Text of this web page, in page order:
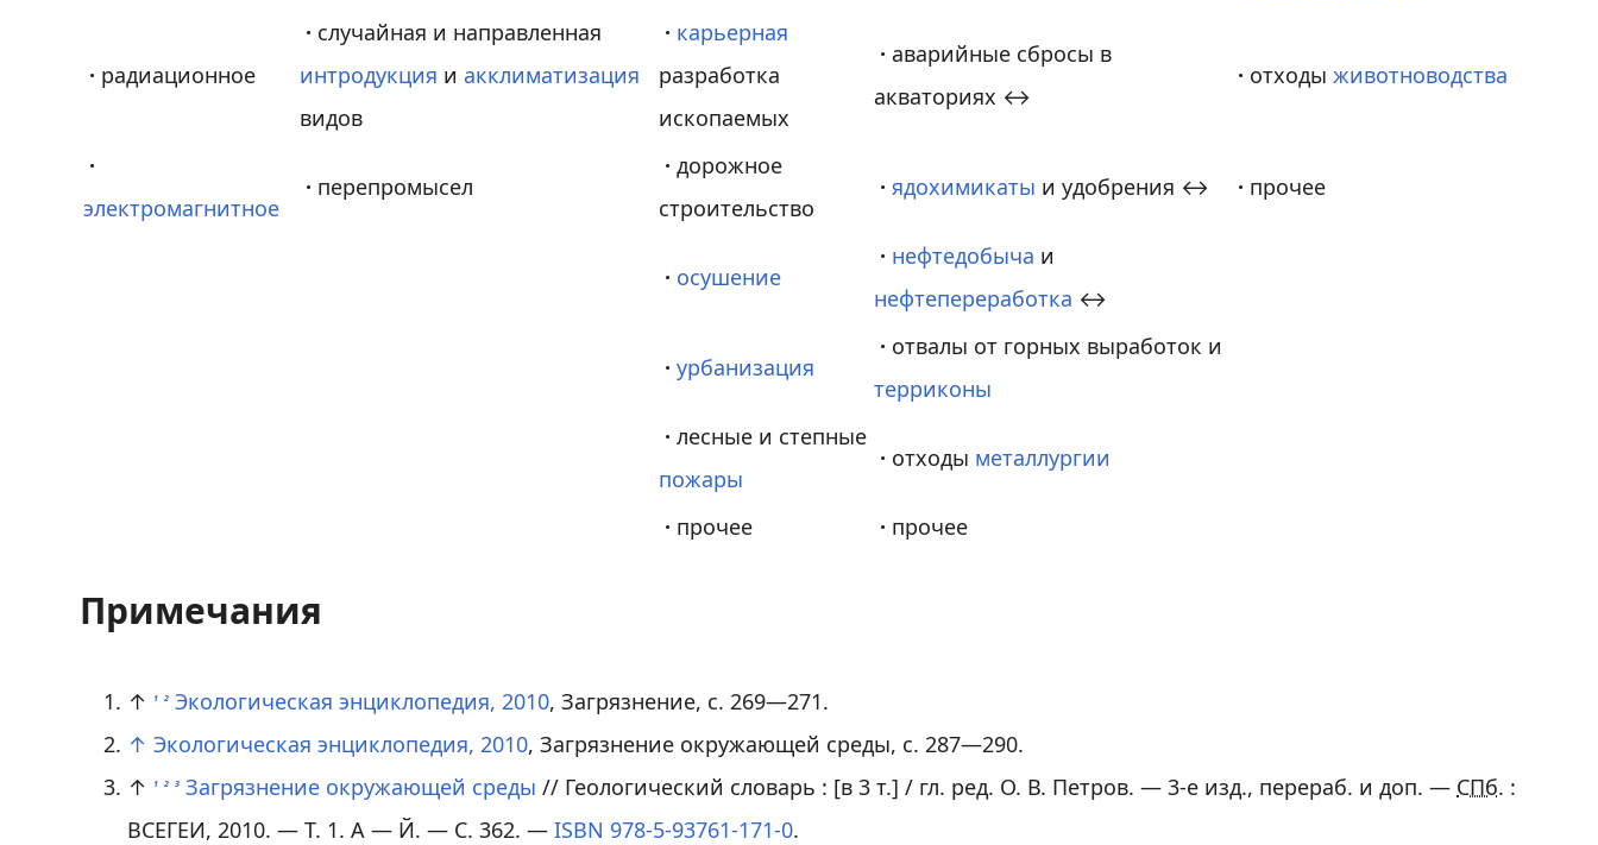
· радиационное
· случайная и направленная
интродукция и акклиматизация
видов
· карьерная
разработка
ископаемых
· аварийные сбросы в
акваториях ↔
· отходыживотноводства
·
электромагнитное
· перепромысел
· дорожное
строительство
· ядохимикаты и удобрения ↔ · прочее
· осушение
· нефтедобыча и
нефтепереработка ↔
· урбанизация
· отвалы от горных выработок и
терриконы
· лесные и степные
пожары
· отходы металлургии
· прочее · прочее
Примечания
↑1 2 Экологическая энциклопедия, 2010, Загрязнение, с. 269—271.
↑ Экологическая энциклопедия, 2010, Загрязнение окружающей среды, с. 287—290.
↑1 2 3 Загрязнение окружающей среды // Геологический словарь : [в 3 т.] / гл. ред. О. В. Петров. — 3-е изд., перераб. и доп. — СПб. :
ВСЕГЕИ, 2010. — Т. 1. А — Й. — С. 362. —ISBN 978-5-93761-171-0.